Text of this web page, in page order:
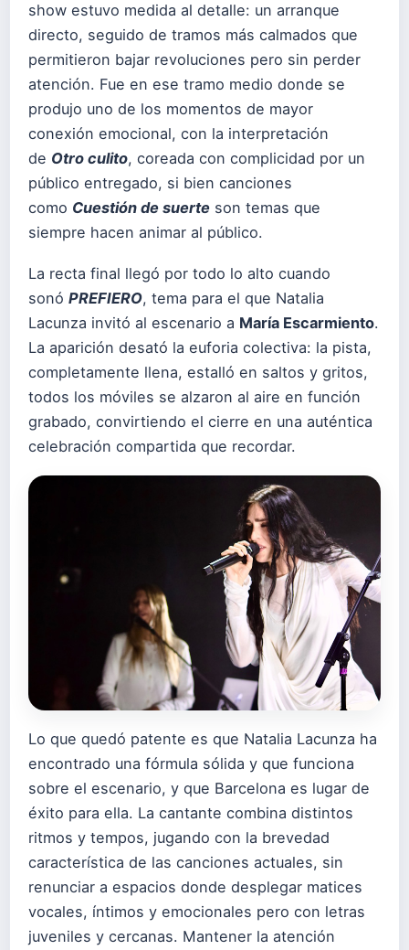
show estuvo medida al detalle: un arranque
directo, seguido de tramos más calmados que
permitieron bajar revoluciones pero sin perder
atención. Fue en ese tramo medio donde se
produjo uno de los momentos de mayor
conexión emocional, con la interpretación
de Otro culito, coreada con complicidad por un
público entregado, si bien canciones
como Cuestión de suerte son temas que
siempre hacen animar al público.
La recta final llegó por todo lo alto cuando
sonó PREFIERO, tema para el que Natalia
Lacunza invitó al escenario a María Escarmiento.
La aparición desató la euforia colectiva: la pista,
completamente llena, estalló en saltos y gritos,
todos los móviles se alzaron al aire en función
grabado, convirtiendo el cierre en una auténtica
celebración compartida que recordar.
Lo que quedó patente es que Natalia Lacunza ha
encontrado una fórmula sólida y que funciona
sobre el escenario, y que Barcelona es lugar de
éxito para ella. La cantante combina distintos
ritmos y tempos, jugando con la brevedad
característica de las canciones actuales, sin
renunciar a espacios donde desplegar matices
vocales, íntimos y emocionales pero con letras
juveniles y cercanas. Mantener la atención